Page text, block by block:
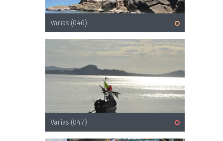
Varias (046)
Varias (047)